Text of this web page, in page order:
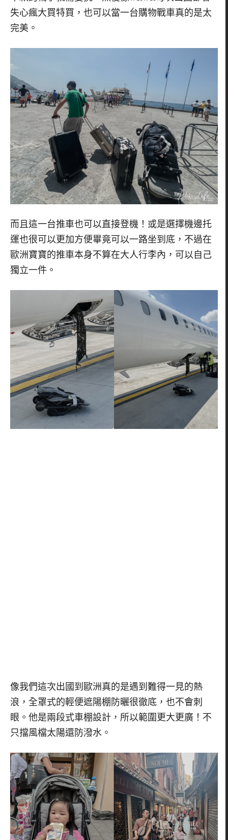
失心瘋大買特買，也可以當一台購物戰車真的是太
完美。
而且這一台推車也可以直接登機！或是選擇機邊托
運也很可以更加方便畢竟可以一路坐到底，不過在
歐洲寶寶的推車本身不算在大人行李內，可以自己
獨立一件。
像我們這次出國到歐洲真的是遇到難得一見的熱
浪，全罩式的輕便遮陽棚防曬很徹底，也不會刺
眼。他是兩段式車棚設計，所以範圍更大更廣！不
只擋風檔太陽還防潑水。